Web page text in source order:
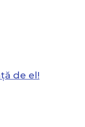
de el!